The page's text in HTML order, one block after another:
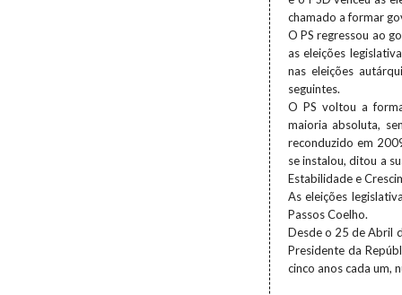
chamado a formar
O PS regressou ao
as eleições
nas eleições
seguintes.
O PS voltou a
maioria absoluta,
reconduzido em
se instalou, ditou a
Estabilidade e
As eleições
Passos Coelho.
Desde o 25 de Abril
Presidente da
cinco anos cada um,